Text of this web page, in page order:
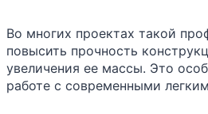
Во многих проектах такой
повысить прочность
увеличения ее массы. Это
работе с современными